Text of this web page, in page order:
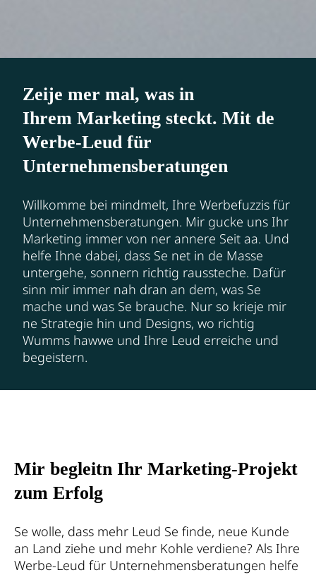
Zeije mer mal, was in
Ihrem Marketing steckt. Mit de
Werbe-Leud für
Unternehmensberatungen
Willkomme bei mindmelt, Ihre Werbefuzzis für
Unternehmensberatungen. Mir gucke uns Ihr
Marketing immer von ner annere Seit aa. Und
helfe Ihne dabei, dass Se net in de Masse
untergehe, sonnern richtig raussteche. Dafür
sinn mir immer nah dran an dem, was Se
mache und was Se brauche. Nur so krieje mir
ne Strategie hin und Designs, wo richtig
Wumms hawwe und Ihre Leud erreiche und
begeistern.
Mir begleitn Ihr Marketing-Projekt
zum Erfolg
Se wolle, dass mehr Leud Se finde, neue Kunde
an Land ziehe und mehr Kohle verdiene? Als Ihre
Werbe-Leud für Unternehmensberatungen helfe